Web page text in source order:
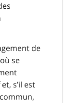
de
se
et, s’il est